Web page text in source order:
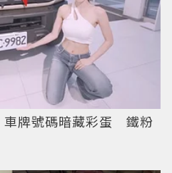
車牌號碼暗藏彩蛋 鐵粉